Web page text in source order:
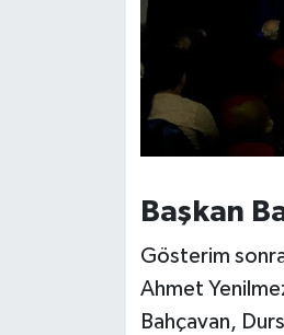
Başkan
Gösterim
Ahmet
Bahçavan,